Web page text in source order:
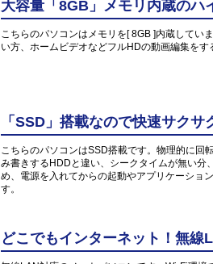
大容量「8GB」メモリ内蔵のハ
こちらのパソコンはメモリを[ 8GB ]内蔵してい
い方、ホームビデオなどフルHDの動画編集をす
「SSD」搭載なので快速サクサ
こちらのパソコンはSSD搭載です。物理的に回
み書きするHDDと違い、シークタイムが無い分
め、電源を入れてからの起動やアプリケーショ
す。
どこでもインターネット！無線